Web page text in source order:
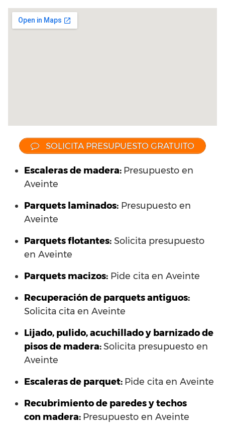
SOLICITA PRESUPUESTO GRATUITO
Escaleras de madera: Presupuesto en
Aveinte
Parquets laminados: Presupuesto en
Aveinte
Parquets flotantes: Solicita presupuesto
en Aveinte
Parquets macizos: Pide cita en Aveinte
Recuperación de parquets antiguos:
Solicita cita en Aveinte
Lijado, pulido, acuchillado y barnizado de
pisos de madera:Solicita presupuesto en
Aveinte
Escaleras de parquet: Pide cita en Aveinte
Recubrimiento de paredes y techos
con madera: Presupuesto en Aveinte